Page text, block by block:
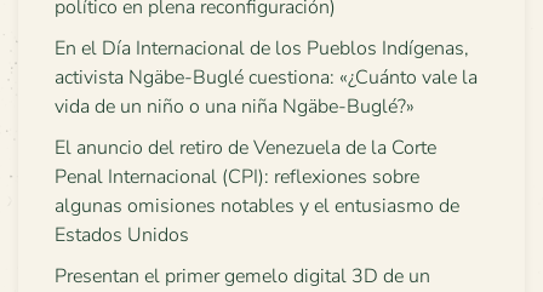
político en plena reconfiguración)
En el Día Internacional de los Pueblos Indígenas,
activista Ngäbe-Buglé cuestiona: «¿Cuánto vale la
vida de un niño o una niña Ngäbe-Buglé?»
El anuncio del retiro de Venezuela de la Corte
Penal Internacional (CPI): reflexiones sobre
algunas omisiones notables y el entusiasmo de
Estados Unidos
Presentan el primer gemelo digital 3D de un